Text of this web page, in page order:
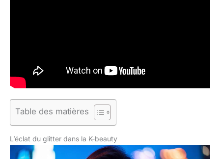
Table des matières
L’éclat du glitter dans la K-beauty